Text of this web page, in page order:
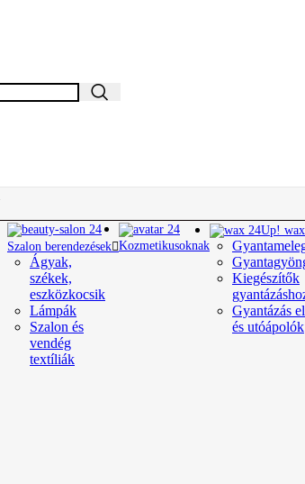
Szalon berendezések
Ágyak,
székek,
eszközkocsik
Lámpák
Szalon és
vendég
textíliák
Kozmetikusoknak
Up! wax
Kiegészítők
Gyantázás
és utóápolók